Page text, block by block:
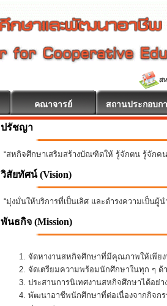
คณาจารย์ สถานประกอบก
ปรัชญา
“สหกิจศึกษาเสริมสร้างบัณฑิตให้ รู้จักตน รู้จักคน
วิสัยทัศน์ (Vision)
“มุ่งมั่นให้บริการที่เป็นเลิศ และดำรงความเป็นผู้
พันธกิจ (Mission)
จัดหางานสหกิจศึกษาที่มีคุณภาพให้เพีย
จัดเตรียมความพร้อมนักศึกษาในทุก ๆ ด้
ประสานการนิเทศงานสหกิจศึกษาได้อย่
พัฒนาอาชีพนักศึกษาที่ต่อเนื่องจากกิจกร